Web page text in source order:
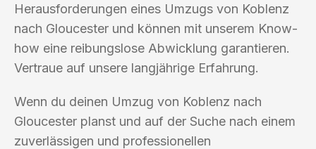
Herausforderungen eines Umzugs von Koblenz
nach Gloucester und können mit unserem Know-
how eine reibungslose Abwicklung garantieren.
Vertraue auf unsere langjährige Erfahrung.
Wenn du deinen Umzug von Koblenz nach
Gloucester planst und auf der Suche nach einem
zuverlässigen und professionellen